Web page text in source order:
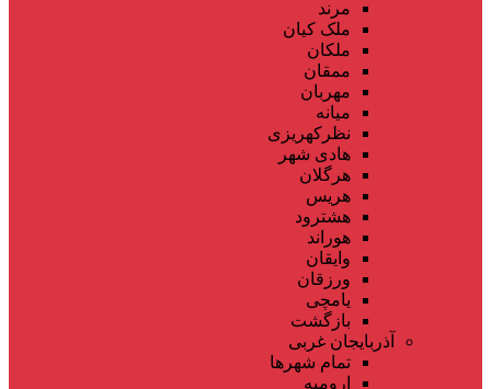
مرند
ملک کیان
ملکان
ممقان
مهربان
میانه
نظرکهریزی
هادی شهر
هرگلان
هریس
هشترود
هوراند
وایقان
ورزقان
یامچی
بازگشت
آذربایجان غربی
تمام شهر‌ها
ارومیه